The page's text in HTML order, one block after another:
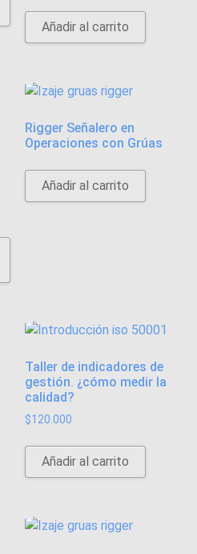
Añadir al carrito
Rigger Señalero en
Operaciones con Grúas
Añadir al carrito
Taller de indicadores de
gestión. ¿cómo medir la
calidad?
$120.000
Añadir al carrito